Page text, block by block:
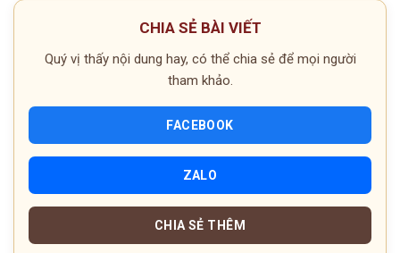
CHIA SẺ BÀI VIẾT
Quý vị thấy nội dung hay, có thể chia sẻ để mọi người
tham khảo.
FACEBOOK
ZALO
CHIA SẺ THÊM